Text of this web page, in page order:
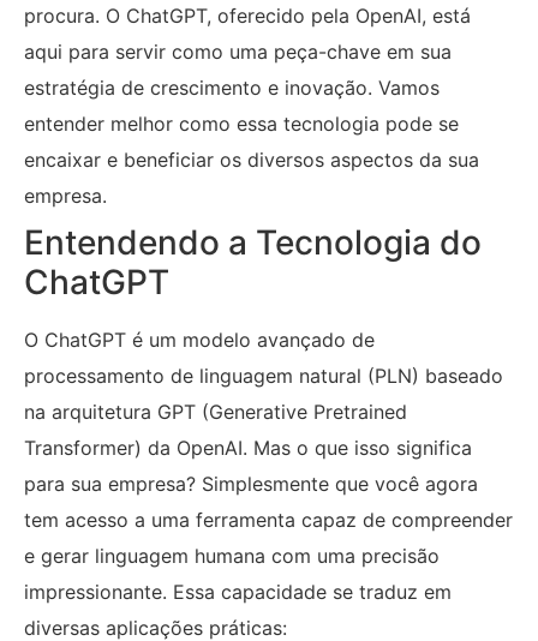
procura. O ChatGPT, oferecido pela OpenAI, está
aqui para servir como uma peça-chave em sua
estratégia de crescimento e inovação. Vamos
entender melhor como essa tecnologia pode se
encaixar e beneficiar os diversos aspectos da sua
empresa.
Entendendo a Tecnologia do
ChatGPT
O ChatGPT é um modelo avançado de
processamento de linguagem natural (PLN) baseado
na arquitetura GPT (Generative Pretrained
Transformer) da OpenAI. Mas o que isso significa
para sua empresa? Simplesmente que você agora
tem acesso a uma ferramenta capaz de compreender
e gerar linguagem humana com uma precisão
impressionante. Essa capacidade se traduz em
diversas aplicações práticas: